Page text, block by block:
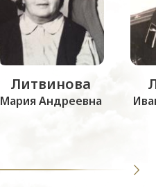
Литвинова
Мария Андреевна